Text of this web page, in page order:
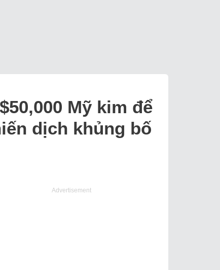
Mỹ kim để
dịch khủng bố
Advertisement